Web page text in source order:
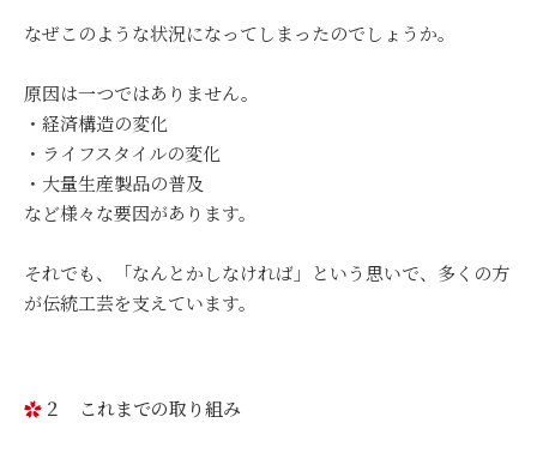
なぜこのような状況になってしまったのでしょうか。
原因は一つではありません。
・経済構造の変化
・ライフスタイルの変化
・大量生産製品の普及
など様々な要因があります。
それでも、「なんとかしなければ」という思いで、多くの方
が伝統工芸を支えています。
２ これまでの取り組み